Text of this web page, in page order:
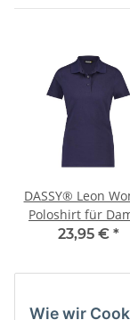
DASSY® Leon
Poloshirt für
23,95 € *
Wie wir